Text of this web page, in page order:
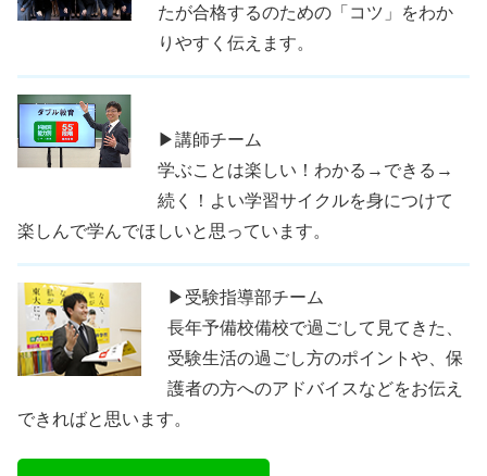
たが合格するのための「コツ」をわか
りやすく伝えます。
▶講師チーム
学ぶことは楽しい！わかる→できる→
続く！よい学習サイクルを身につけて
楽しんで学んでほしいと思っています。
▶受験指導部チーム
長年予備校備校で過ごして見てきた、
受験生活の過ごし方のポイントや、保
護者の方へのアドバイスなどをお伝え
できればと思います。